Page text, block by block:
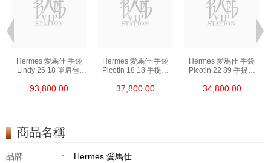
Hermes 愛馬仕 手袋
Lindy 26 18 單肩包/
93,800.00
Hermes 愛馬仕 手袋
Picotin 18 18 手提包
37,800.00
Hermes 愛馬仕 手袋
Picotin 22 89 手提包
34,800.00
商品名稱
品牌 : Hermes 愛馬仕